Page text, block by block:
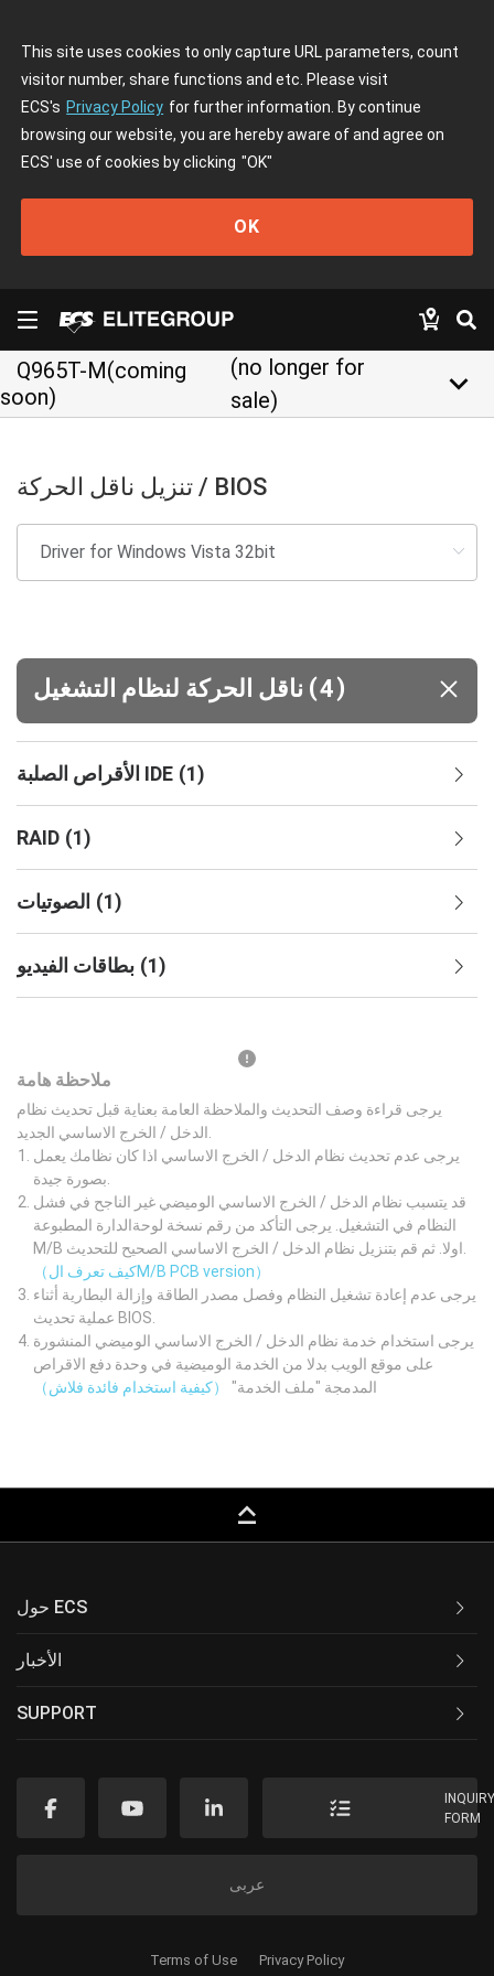
This site uses cookies to only capture URL parameters, count
visitor number, share functions and etc. Please visit
ECS's Privacy Policy for further information. By continue
browsing our website, you are hereby aware of and agree on
ECS' use of cookies by clicking "OK"
OK
Q965T-M(coming
soon)
(no longer for
sale)
keyboard_arrow_down
تنزيل ناقل الحركة / BIOS
(4)
الأقراص الصلبة IDE (1)
RAID (1)
الصوتيات (1)
بطاقات الفيديو (1)
ملاحظة هامة
يرجى قراءة وصف التحديث والملاحظة العامة بعناية قبل تحديث نظام
يرجى عدم تحديث نظام الدخل / الخرج الاساسي اذا كان نظامك يعمل
قد يتسبب نظام الدخل / الخرج الاساسي الوميضي غير الناجح في فشل
النظام في التشغيل. يرجى التأكد من رقم نسخة لوحةالدارة المطبوعة
（كيف تعرف الM/B PCB version）
يرجى عدم إعادة تشغيل النظام وفصل مصدر الطاقة وإزالة البطارية أثناء
عملية تحديث BIOS.
يرجى استخدام خدمة نظام الدخل / الخرج الاساسي الوميضي المنشورة
على موقع الويب بدلا من الخدمة الوميضية في وحدة دفع الاقراص
المدمجة "ملف الخدمة"
（كيفية استخدام فائدة فلاش）
keyboard_capslock
حول ECS
الأخبار
SUPPORT
FORM
عربى
Terms of Use Privacy Policy